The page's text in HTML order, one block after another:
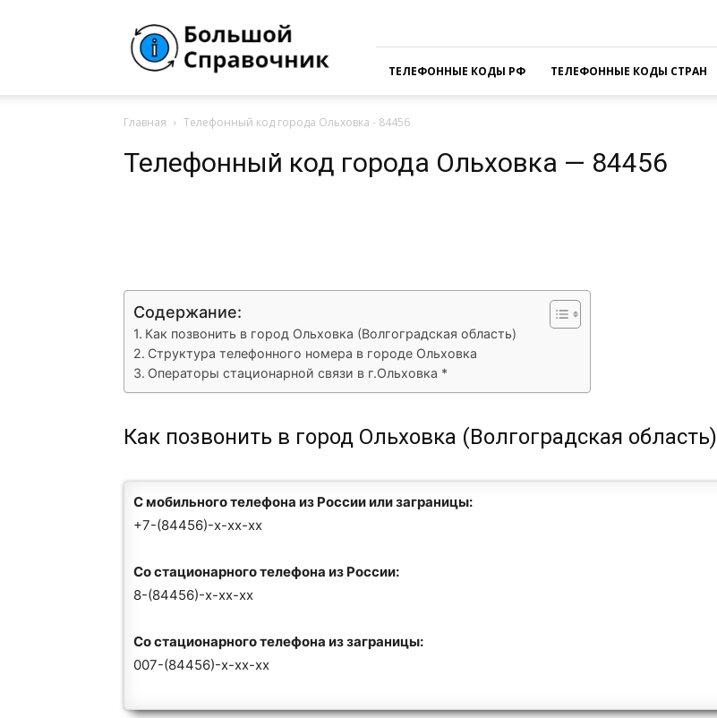
Справочная
России
ТЕЛЕФОННЫЕ КОДЫ РФ
ТЕЛЕФОННЫЕ КОДЫ СТРАН
Главная Телефонный код города Ольховка - 84456
Телефонный код города Ольховка — 84456
Содержание:
Как позвонить в город Ольховка (Волгоградская область)
Структура телефонного номера в городе Ольховка
Операторы стационарной связи в г.Ольховка *
Как позвонить в город Ольховка (Волгоградская область)
С мобильного телефона из России или заграницы:
+7-(84456)-x-xx-xx
Со стационарного телефона из России:
8-(84456)-x-xx-xx
Со стационарного телефона из заграницы:
007-(84456)-x-xx-xx